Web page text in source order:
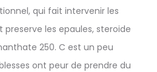
qui fait intervenir les
les epaules, steroide
250. C est un peu
ont peur de prendre du